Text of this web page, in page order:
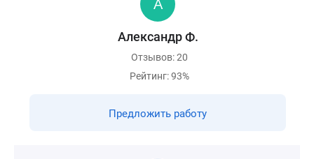
Александр Ф.
Отзывов: 20
Рейтинг: 93%
Предложить работу